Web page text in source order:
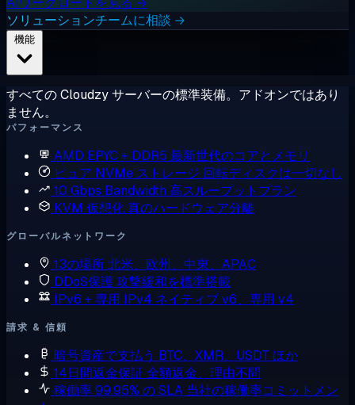
ソリューションチームに相談 →
すべての Cloudzy サーバーの標準装備。アドオンではあり
ません。
パフォーマンス
AMD EPYC + DDR5 最新世代のコアとメモリ
ピュア NVMe ストレージ 回転ディスクは一切なし
10 Gbps Bandwidth 高スループットプラン
KVM 仮想化真のハードウェア分離
グローバルネットワーク
13の場所北米、欧州、中東、APAC
DDoS保護攻撃緩和を標準搭載
IPv6 + 専用 IPv4 ネイティブ v6、専用 v4
請求 & 信頼
暗号資産で支払う BTC、XMR、USDT ほか
14日間返金保証 全額返金、理由不問
稼働率 99.95% の SLA 当社の稼働率コミットメン